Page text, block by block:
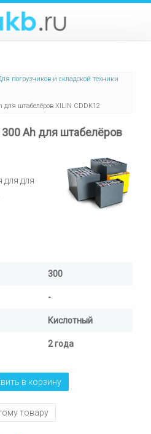
погрузчиков и складской техники
для штабелёров XILIN CDDK12
300 Ah для штабелёров
для для
300
-
Кислотный
2 года
в корзину
товару